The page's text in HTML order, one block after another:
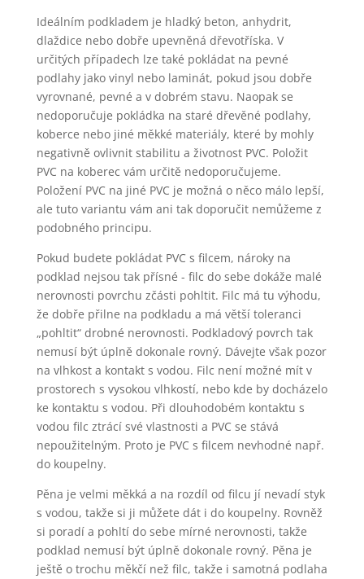
Ideálním podkladem je hladký beton, anhydrit,
dlaždice nebo dobře upevněná dřevotříska. V
určitých případech lze také pokládat na pevné
podlahy jako vinyl nebo laminát, pokud jsou dobře
vyrovnané, pevné a v dobrém stavu. Naopak se
nedoporučuje pokládka na staré dřevěné podlahy,
koberce nebo jiné měkké materiály, které by mohly
negativně ovlivnit stabilitu a životnost PVC. Položit
PVC na koberec vám určitě nedoporučujeme.
Položení PVC na jiné PVC je možná o něco málo lepší,
ale tuto variantu vám ani tak doporučit nemůžeme z
podobného principu.
Pokud budete pokládat PVC s filcem, nároky na
podklad nejsou tak přísné - filc do sebe dokáže malé
nerovnosti povrchu zčásti pohltit. Filc má tu výhodu,
že dobře přilne na podkladu a má větší toleranci
„pohltit“ drobné nerovnosti. Podkladový povrch tak
nemusí být úplně dokonale rovný. Dávejte však pozor
na vlhkost a kontakt s vodou. Filc není možné mít v
prostorech s vysokou vlhkostí, nebo kde by docházelo
ke kontaktu s vodou. Při dlouhodobém kontaktu s
vodou filc ztrácí své vlastnosti a PVC se stává
nepoužitelným. Proto je PVC s filcem nevhodné např.
do koupelny.
Pěna je velmi měkká a na rozdíl od filcu jí nevadí styk
s vodou, takže si ji můžete dát i do koupelny. Rovněž
si poradí a pohltí do sebe mírné nerovnosti, takže
podklad nemusí být úplně dokonale rovný. Pěna je
ještě o trochu měkčí než filc, takže i samotná podlaha